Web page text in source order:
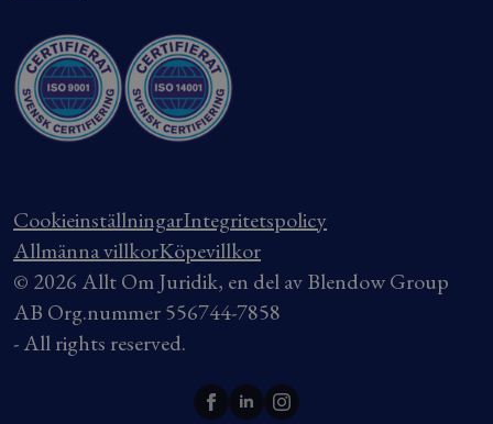
CookieinställningarIntegritetspolicy
Allmänna villkorKöpevillkor
© 2026 Allt Om Juridik, en del av Blendow Group
AB Org.nummer 556744-7858
- All rights reserved.